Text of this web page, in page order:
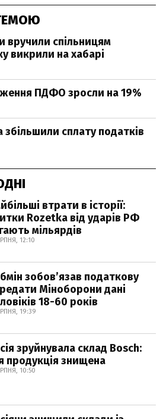
вручили спільницям
викрили на хабарі
ПДФО зросли на 19%
сплату податків
втрати в історії:
Rozetka від ударів РФ
мільярдів
12:10
зобовʼязав податкову
Міноборони дані
18-60 років
19:39
зруйнувала склад Bosch:
продукція знищена
10:50